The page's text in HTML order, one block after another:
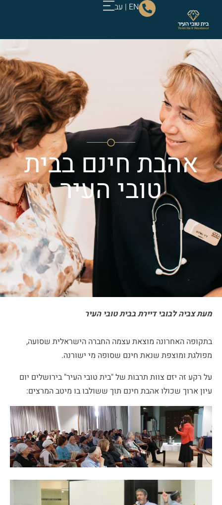
EN
| עב
אהבת חינם בבית
טובי העיר
מעת צביה לבובי דיירת בבית טובי העיר
בתקופה האחרונה מוצאת עצמה החברה הישראלית שסועה,
מפולגת ומוצפת שנאת חינם שסופה מי ישורנה.
על רקע זה יזם צוות תרבות של "בית טובי העיר" בירושלים יום
עיון ארוך שכולו אהבת חינם תוך ששולבו בו מיטב המרצים: